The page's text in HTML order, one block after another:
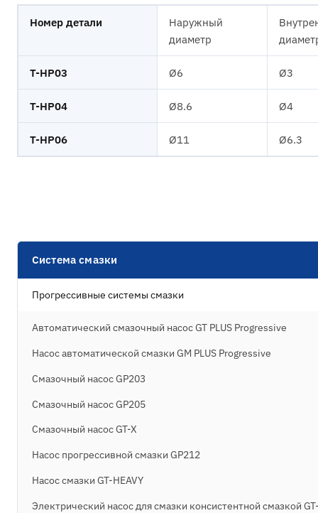
Номер детали
Наружный
диаметр
T-HP03 Ø6 Ø3
T-HP04 Ø8.6 Ø4
T-HP06 Ø11 Ø6.3
Система смазки
Прогрессивные системы смазки
Автоматический смазочный насос GT PLUS Progressive
Насос автоматической смазки GM PLUS Progressive
Смазочный насос GP203
Смазочный насос GP205
Смазочный насос GT-X
Насос прогрессивной смазки GP212
Насос смазки GT-HEAVY
Электрический насос для смазки консистентной смазкой